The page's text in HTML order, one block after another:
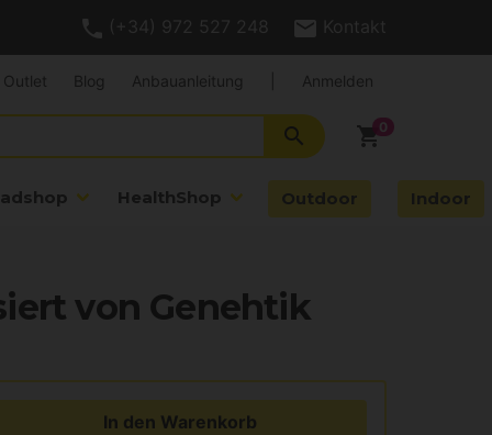
(+34) 972 527 248 Kontakt
shopping_cart
search
HealthShop Outdoor Indoor
Outlet Blog Anbauanleitung Anmelden
von Genehtik
In den Warenkorb